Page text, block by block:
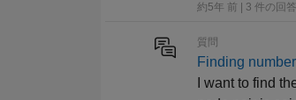
約5年 前 | 3 件の回
質問
Finding
I want to find